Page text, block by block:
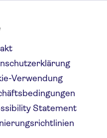
Verwendung
Statement